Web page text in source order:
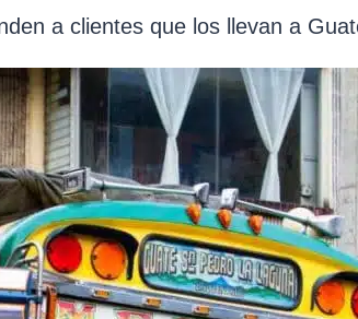
a clientes que los llevan a